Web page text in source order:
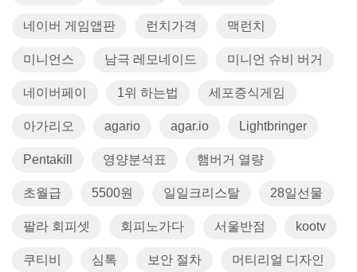
네이버 게임앱판 런치가격 맥런치
미니언스 남극 레모네이드 미니언 슈비 버거
네이버페이 1위 하는법 세포증식게임
아가리오 agario agar.io Lightbringer
Pentakill 영양분석표 햄버거 열량
초월급 5500원 일일크리스탈 28일선물
팔라 회피셋 회피노가다 서울반점 kootv
쿠티비 심톡 보안 절차 머티리얼 디자인